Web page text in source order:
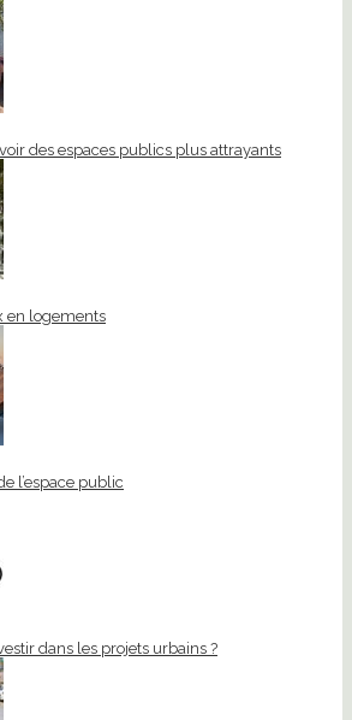
des espaces publics plus attrayants
en logements
l’espace public
dans les projets urbains ?